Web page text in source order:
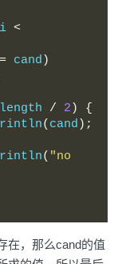
<
cand )
length / 2 )
{
( cand );
( "no
在，那么cand的值